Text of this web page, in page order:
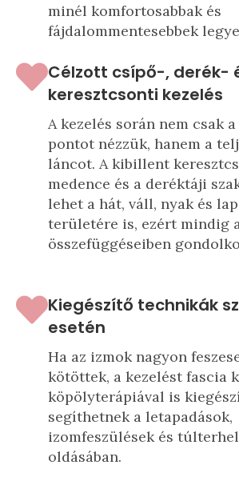
minél komfortosabbak és
fájdalommentesebbek
Célzott csípő-, derék-
keresztcsonti kezelés
A kezelés során nem csak
pontot nézzük, hanem a
láncot. A kibillent
medence és a deréktáji
lehet a hát, váll, nyak és
területére is, ezért mindig
összefüggéseiben
Kiegészítő technikák
esetén
Ha az izmok nagyon
kötöttek, a kezelést fascia
köpölyterápiával is
segíthetnek a letapadások,
izomfeszülések és
oldásában.